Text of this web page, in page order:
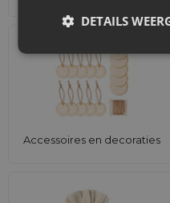
Accessoires en decoraties
DETAILS